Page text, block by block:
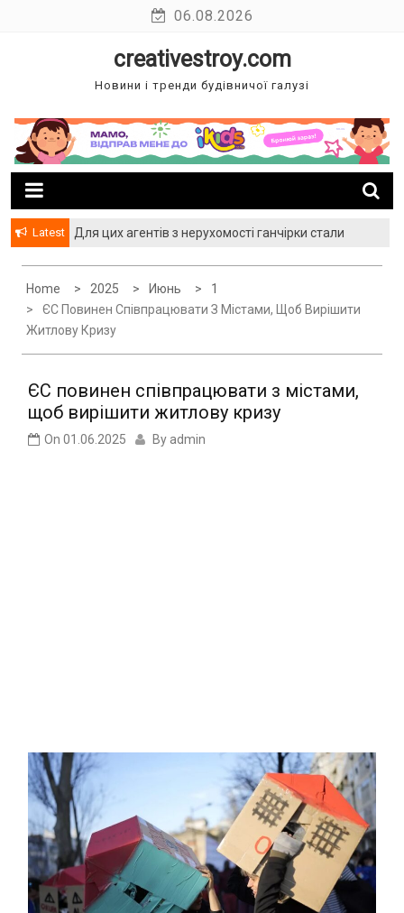
06.08.2026
creativestroy.com
Новини і тренди будівничої галузі
Latest
Для цих агентів з нерухомості ганчірки стали
Home 2025 Июнь
1
ЄС Повинен Співпрацювати З Містами, Щоб Вирішити
Житлову Кризу
ЄС повинен співпрацювати з містами,
щоб вирішити житлову кризу
On 01.06.2025 By admin